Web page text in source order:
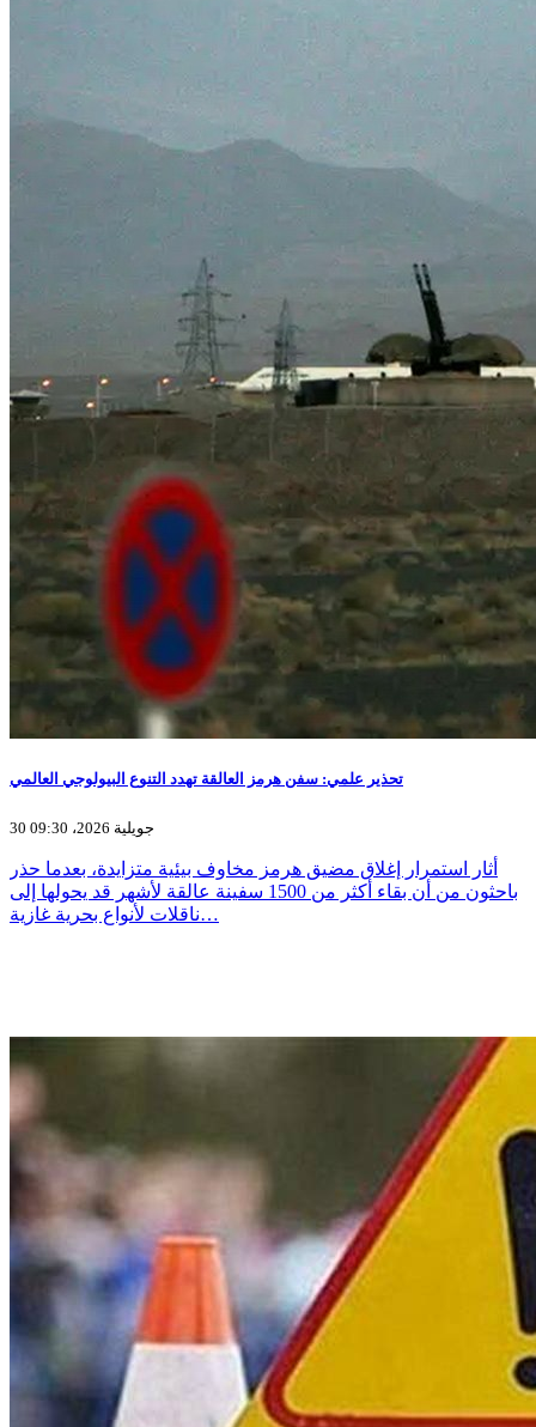
تحذير علمي: سفن هرمز العالقة تهدد التنوع البيولوجي العالمي
30 جويلية 2026، 09:30
أثار استمرار إغلاق مضيق هرمز مخاوف بيئية متزايدة، بعدما حذر
باحثون من أن بقاء أكثر من 1500 سفينة عالقة لأشهر قد يحولها إلى
ناقلات لأنواع بحرية غازية…